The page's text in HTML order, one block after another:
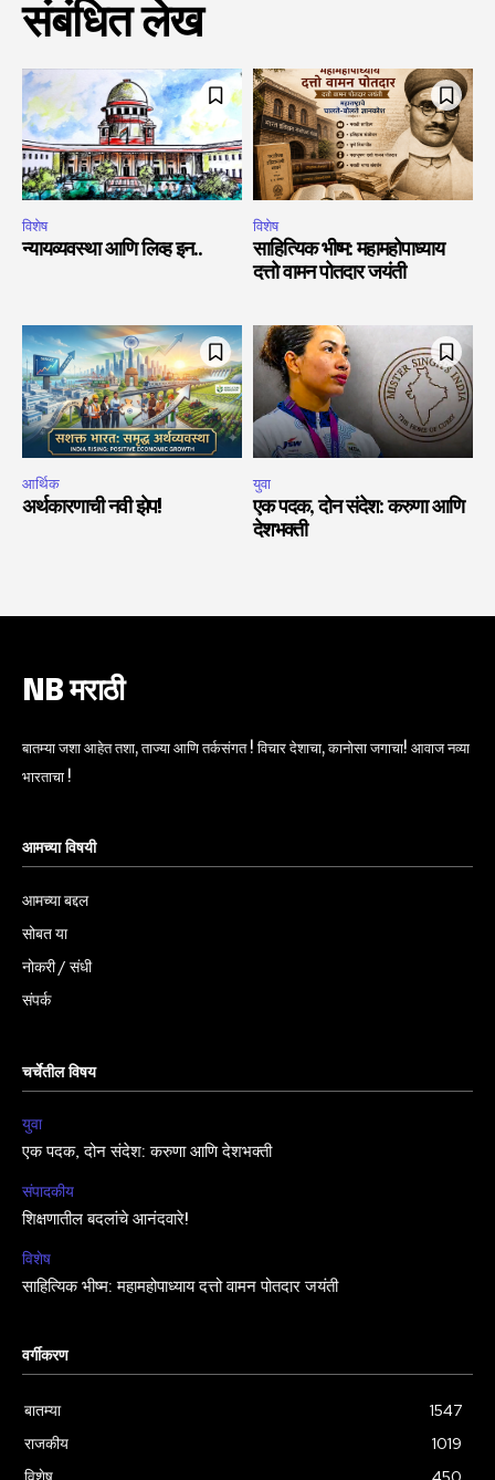
संबंधित लेख
विशेष
न्यायव्यवस्था आणि लिव्ह इन..
विशेष
साहित्यिक भीष्म: महामहोपाध्याय
दत्तो वामन पोतदार जयंती
आर्थिक
अर्थकारणाची नवी झेप!
युवा
एक पदक, दोन संदेश: करुणा आणि
देशभक्ती
NB मराठी
बातम्या जशा आहेत तशा, ताज्या आणि तर्कसंगत ! विचार देशाचा, कानोसा जगाचा! आवाज नव्या
भारताचा !
आमच्या विषयी
आमच्या बद्दल
सोबत या
नोकरी / संधी
संपर्क
चर्चेतील विषय
युवा
एक पदक, दोन संदेश: करुणा आणि देशभक्ती
संपादकीय
शिक्षणातील बदलांचे आनंदवारे!
विशेष
साहित्यिक भीष्म: महामहोपाध्याय दत्तो वामन पोतदार जयंती
वर्गीकरण
बातम्या
1547
राजकीय
1019